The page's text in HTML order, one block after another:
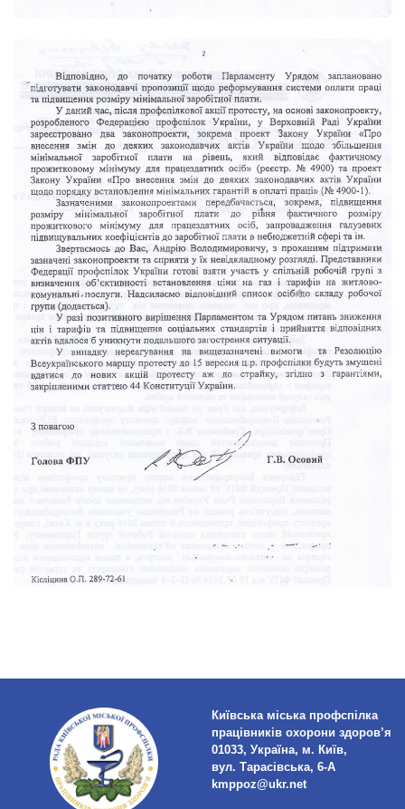
Київська міська профспілка
працівників охорони здоров’я
01033, Україна, м. Київ,
вул. Тарасівська, 6-А
kmppoz@ukr.net